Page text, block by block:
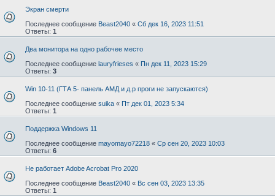
Экран смерти
Последнее сообщение Beast2040 « Сб дек 16, 2023 11:51
Ответы: 1
Два монитора на одно рабочее место
Последнее сообщение lauryfrieses « Пн дек 11, 2023 15:29
Ответы: 3
Win 10-11 (ГТА 5- панель АМД и д.р проги не запускаются)
Последнее сообщение suika « Пт дек 01, 2023 5:34
Ответы: 1
Поддержка Windows 11
Последнее сообщение mayomayo72218 « Ср сен 20, 2023 10:03
Ответы: 6
Не работает Adobe Acrobat Pro 2020
Последнее сообщение Beast2040 « Вс сен 03, 2023 13:35
Ответы: 1